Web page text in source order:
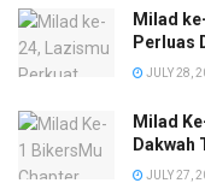
Milad
Perluas
JULY 28,
Milad
Dakwah
JULY 27,